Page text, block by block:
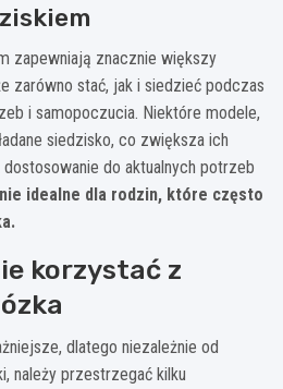
zapewniają znacznie większy
zarówno stać, jak i siedzieć podczas
i samopoczucia. Niektóre modele,
siedzisko, co zwiększa ich
do aktualnych potrzeb
idealne dla rodzin, które często
korzystać z
dlatego niezależnie od
należy przestrzegać kilku